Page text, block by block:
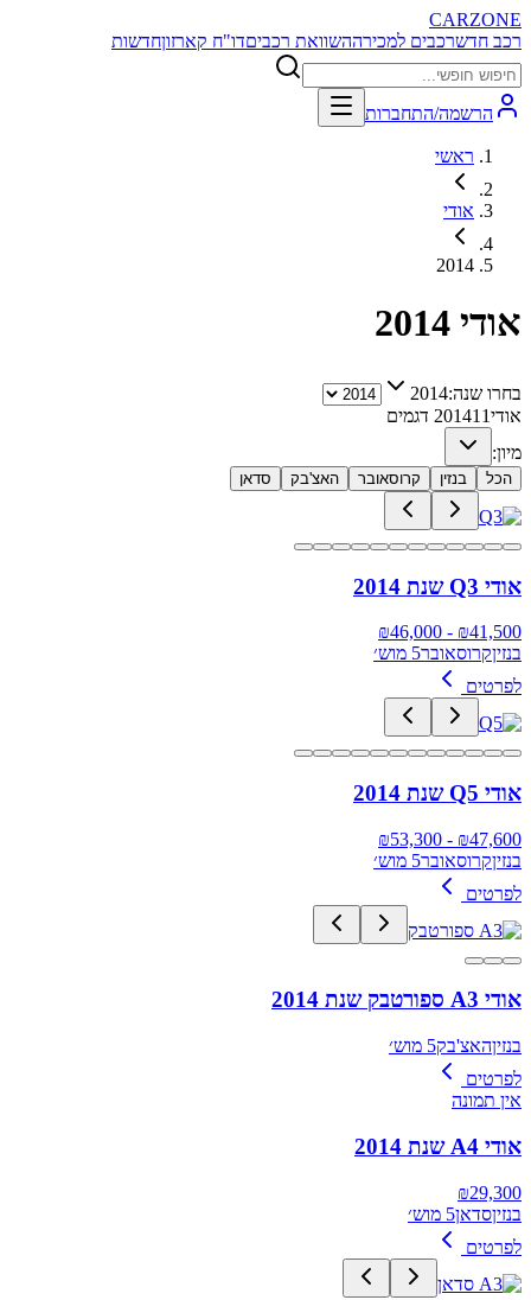
CARZONE
רכב חדשרכבים למכירההשוואת רכביםדו"ח קארזוןחדשות
הרשמה/התחברות
ראשי
אודי
2014
אודי 2014
בחרו שנה:2014
אודי
201411
דגמים
מיון:
הכל בנזין קרוסאובר האצ'בק סדאן
אודי Q3 שנת 2014
₪41,500
- ₪
46,000
בנזיןקרוסאובר5 מוש׳
לפרטים
אודי Q5 שנת 2014
₪47,600
- ₪
53,300
בנזיןקרוסאובר5 מוש׳
לפרטים
אודי A3 ספורטבק שנת 2014
בנזיןהאצ'בק5 מוש׳
לפרטים
אין תמונה
אודי A4 שנת 2014
₪29,300
בנזיןסדאן5 מוש׳
לפרטים